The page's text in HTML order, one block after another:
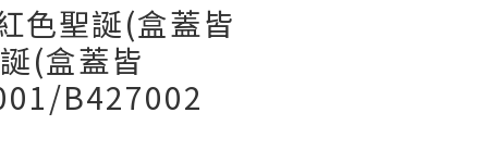
色聖誕(盒蓋皆
(盒蓋皆
B427002